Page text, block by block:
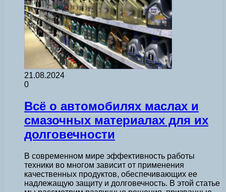
21.08.2024
0
Всё о автомобилях маслах и
смазочных материалах для их
долговечности
В современном мире эффективность работы
техники во многом зависит от применения
качественных продуктов, обеспечивающих ее
надлежащую защиту и долговечность. В этой статье